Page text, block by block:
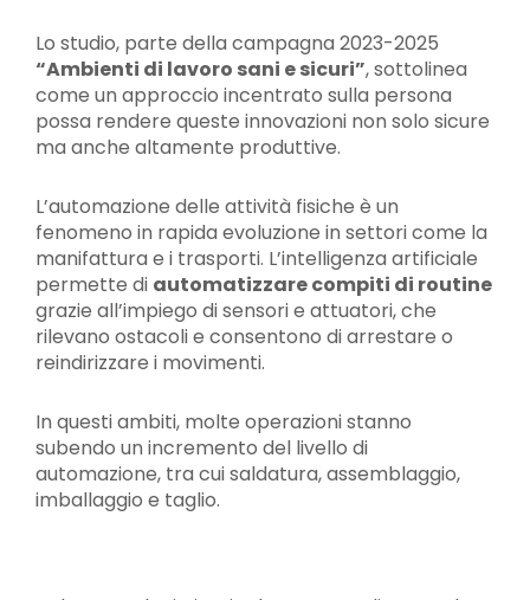
Lo studio, parte della campagna 2023-2025
“Ambienti di lavoro sani e sicuri”, sottolinea
come un approccio incentrato sulla persona
possa rendere queste innovazioni non solo sicure
ma anche altamente produttive.
L’automazione delle attività fisiche è un
fenomeno in rapida evoluzione in settori come la
manifattura e i trasporti. L’intelligenza artificiale
permette di automatizzare compiti di routine
grazie all’impiego di sensori e attuatori, che
rilevano ostacoli e consentono di arrestare o
reindirizzare i movimenti.
In questi ambiti, molte operazioni stanno
subendo un incremento del livello di
automazione, tra cui saldatura, assemblaggio,
imballaggio e taglio.